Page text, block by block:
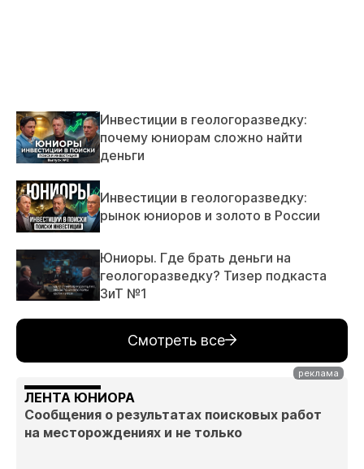
Инвестиции в геологоразведку:
почему юниорам сложно найти
деньги
Инвестиции в геологоразведку:
рынок юниоров и золото в России
Юниоры. Где брать деньги на
геологоразведку? Тизер подкаста
ЗиТ №1
Смотреть все
ЛЕНТА ЮНИОРА
Сообщения о результатах поисковых работ
на месторождениях и не только